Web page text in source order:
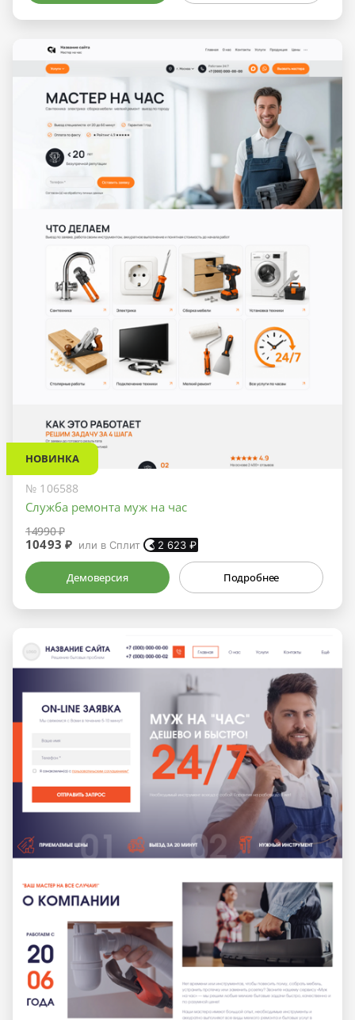
НОВИНКА
№ 106588
Служба ремонта муж на час
14990 ₽
10493 ₽ или в Сплит 2 623 ₽
Демоверсия Подробнее